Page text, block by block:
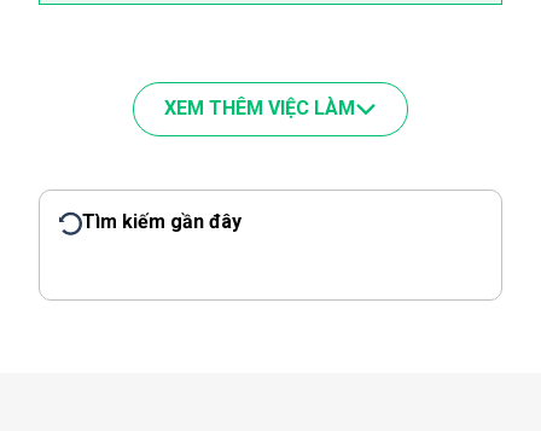
XEM THÊM VIỆC LÀM
Tìm kiếm gần đây